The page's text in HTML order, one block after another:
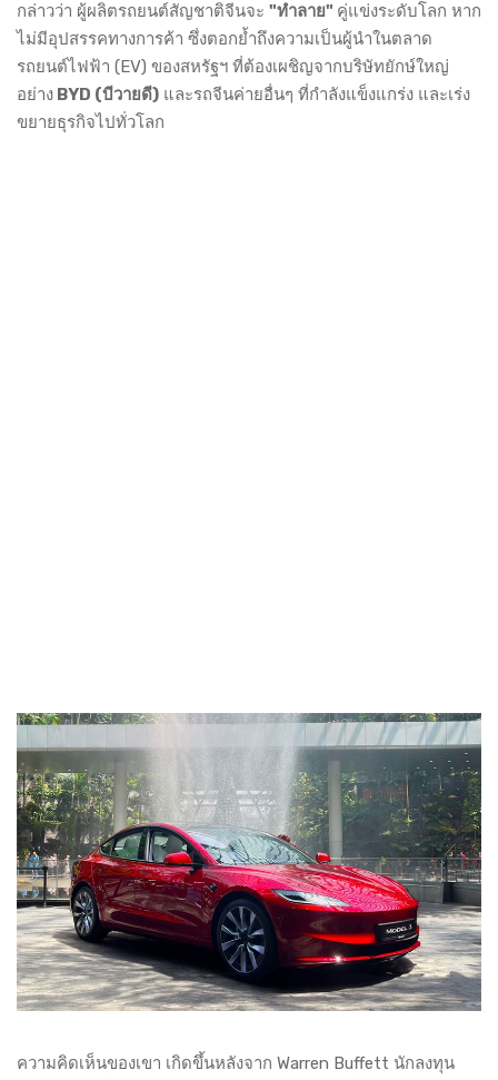
กล่าวว่า ผู้ผลิตรถยนต์สัญชาติจีนจะ "ทำลาย" คู่แข่งระดับโลก หาก
ไม่มีอุปสรรคทางการค้า ซึ่งตอกย้ำถึงความเป็นผู้นำในตลาด
รถยนต์ไฟฟ้า (EV) ของสหรัฐฯ ที่ต้องเผชิญจากบริษัทยักษ์ใหญ่
อย่าง BYD (บีวายดี) และรถจีนค่ายอื่นๆ ที่กำลังแข็งแกร่ง และเร่ง
ขยายธุรกิจไปทั่วโลก
ความคิดเห็นของเขา เกิดขึ้นหลังจาก Warren Buffett นักลงทุน